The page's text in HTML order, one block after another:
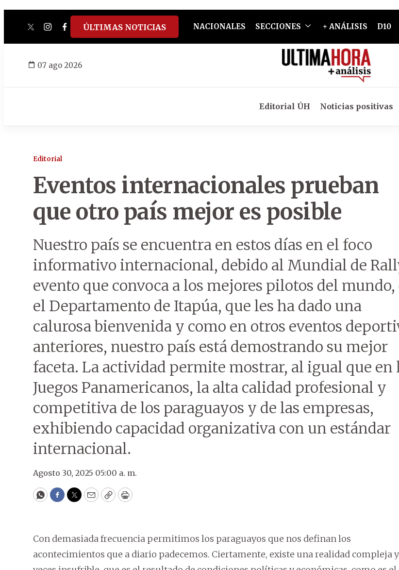
twitterinstagram
facebook
tiktokyoutube
spotify
ÚLTIMAS NOTICIAS NACIONALES SECCIONES + ANÁLISIS D10
07 ago 2026
Editorial ÚH Noticias positivas
Editorial
Eventos internacionales prueban
que otro país mejor es posible
Nuestro país se encuentra en estos días en el foco
informativo internacional, debido al Mundial de
evento que convoca a los mejores pilotos del mundo,
el Departamento de Itapúa, que les ha dado una
calurosa bienvenida y como en otros eventos
anteriores, nuestro país está demostrando su mejor
faceta. La actividad permite mostrar, al igual que en
Juegos Panamericanos, la alta calidad profesional y
competitiva de los paraguayos y de las empresas,
exhibiendo capacidad organizativa con un estándar
internacional.
Agosto 30, 2025 05:00 a. m.
WhatsApp
Facebook
Twitter
EmailCopyPrint
Con demasiada frecuencia permitimos los paraguayos que nos definan los
acontecimientos que a diario padecemos. Ciertamente, existe una realidad compleja